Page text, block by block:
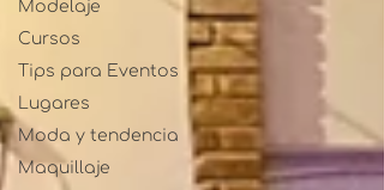
Modelaje
Cursos
Tips para Eventos
Lugares
Moda y tendencia
Maquillaje